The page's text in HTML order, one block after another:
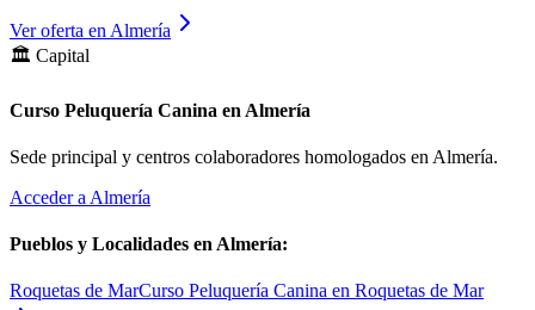
Ver oferta en Almería
🏛️ Capital
Curso Peluquería Canina en Almería
Sede principal y centros colaboradores homologados en Almería.
Acceder a Almería
Pueblos y Localidades en Almería:
Roquetas de MarCurso Peluquería Canina en Roquetas de Mar